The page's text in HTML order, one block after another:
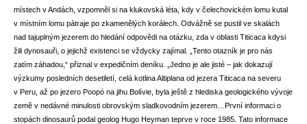
místech v Andách, vzpomněl si na klukovská léta, kdy v čelechovickém lomu kutal
v místním lomu pátraje po zkamenělých korálech. Odvážně se pustil ve skalách
nad tajuplným jezerem do hledání odpovědi na otázku, zda v oblasti Titicaca kdysi
žili dynosauři, o jejichž existenci se vždycky zajímal. „Tento otazník je pro nás
zatím záhadou,“ přiznal v expedičním deníku. „Jedno je ale jisté – jak dokazují
výzkumy posledních desetiletí, celá kotlina Altiplana od jezera Titicaca na severu
v Peru, až po jezero Poopó na jihu Bolívie, byla ještě z hlediska geologického vývoje
země v nedávné minulosti obrovským sladkovodním jezerem…První informaci o
stopách dinosaurů podal geolog Hugo Heyman teprve v roce 1985. Tato informace